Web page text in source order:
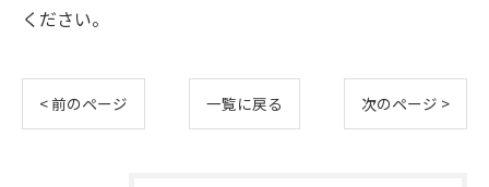
ください。
< 前のページ 一覧に戻る 次のページ >